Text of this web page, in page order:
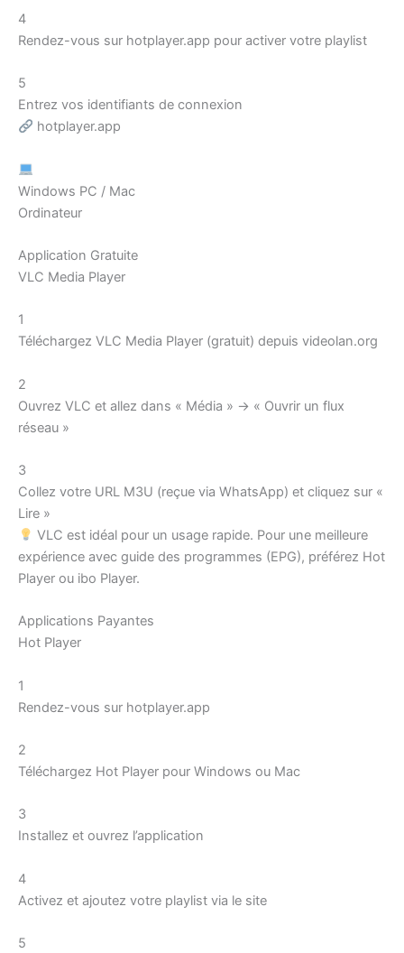
4
Rendez-vous sur hotplayer.app pour activer votre playlist
5
Entrez vos identifiants de connexion
hotplayer.app
Windows PC / Mac
Ordinateur
Application Gratuite
VLC Media Player
1
Téléchargez VLC Media Player (gratuit) depuis videolan.org
2
Ouvrez VLC et allez dans « Média » → « Ouvrir un flux
réseau »
3
Collez votre URL M3U (reçue via WhatsApp) et cliquez sur «
Lire »
VLC est idéal pour un usage rapide. Pour une meilleure
expérience avec guide des programmes (EPG), préférez Hot
Player ou ibo Player.
Applications Payantes
Hot Player
1
Rendez-vous sur hotplayer.app
2
Téléchargez Hot Player pour Windows ou Mac
3
Installez et ouvrez l’application
4
Activez et ajoutez votre playlist via le site
5